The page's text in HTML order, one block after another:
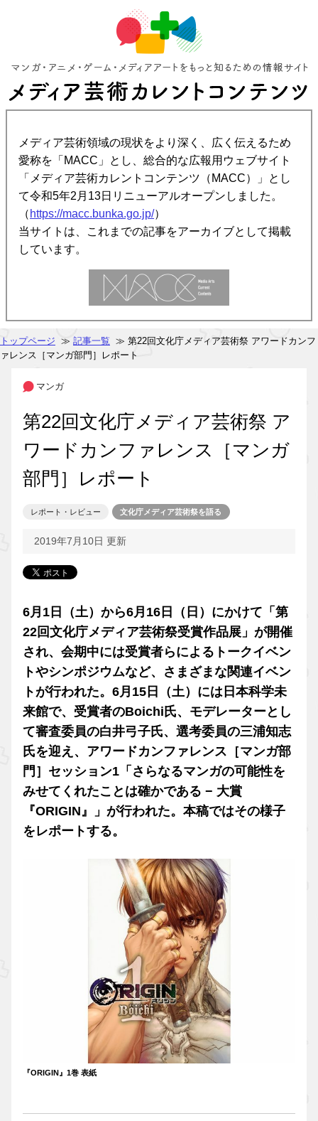
メディア芸術領域の現状をより深く、広く伝えるため
愛称を「MACC」とし、総合的な広報用ウェブサイト
「メディア芸術カレントコンテンツ（MACC）」とし
て令和5年2月13日リニューアルオープンしました。
（ https://macc.bunka.go.jp/）
当サイトは、これまでの記事をアーカイブとして掲載
しています。
トップページ ≫ 記事一覧
ァレンス［マンガ部門］レポート
マンガ
第22回文化庁メディア芸術祭 ア
ワードカンファレンス［マンガ
部門］レポート
レポート・レビュー 文化庁メディア芸術祭を語る
2019年7月10日 更新
6月1日（土）から6月16日（日）にかけて「第
22回文化庁メディア芸術祭受賞作品展」が開催
され、会期中には受賞者らによるトークイベン
トやシンポジウムなど、さまざまな関連イベン
トが行われた。6月15日（土）には日本科学未
来館で、受賞者のBoichi氏、モデレーターとし
て審査委員の白井弓子氏、選考委員の三浦知志
氏を迎え、アワードカンファレンス［マンガ部
門］セッション1「さらなるマンガの可能性を
みせてくれたことは確かである − 大賞
『ORIGIN』」が行われた。本稿ではその様子
をレポートする。
『ORIGIN』1巻 表紙